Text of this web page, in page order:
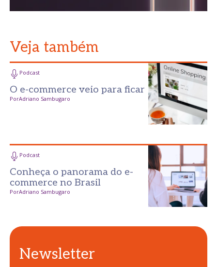
Veja também
Podcast
O e-commerce veio para ficar
PorAdriano Sambugaro
Podcast
Conheça o panorama do e-
commerce no Brasil
PorAdriano Sambugaro
Newsletter